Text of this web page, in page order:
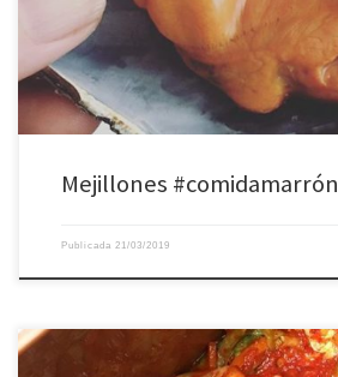
Mejillones #comidamarrón
Publicada 21/03/2019